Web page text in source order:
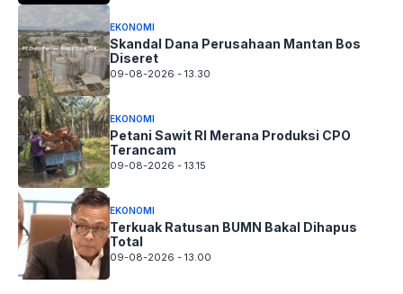
EKONOMI
Skandal Dana Perusahaan Mantan Bos
Diseret
09-08-2026 - 13.30
EKONOMI
Petani Sawit RI Merana Produksi CPO
Terancam
09-08-2026 - 13.15
EKONOMI
Terkuak Ratusan BUMN Bakal Dihapus
Total
09-08-2026 - 13.00